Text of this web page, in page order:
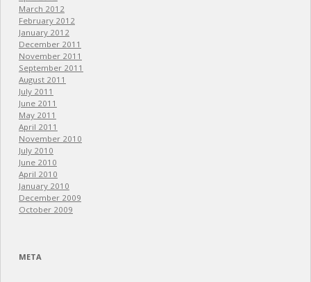
March 2012
February 2012
January 2012
December 2011
November 2011
September 2011
August 2011
July 2011
June 2011
May 2011
April 2011
November 2010
July 2010
June 2010
April 2010
January 2010
December 2009
October 2009
META